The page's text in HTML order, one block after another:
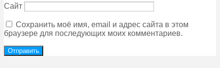
Сайт
Сохранить моё имя, email и адрес сайта в этом
браузере для последующих моих комментариев.